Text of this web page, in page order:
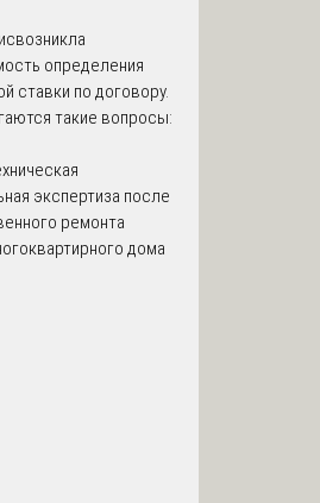
возникла
определения
ставки по договору.
такие вопросы:
экспертиза после
ремонта
дома